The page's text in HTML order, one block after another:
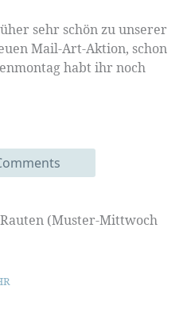
sehr schön zu unserer
Mail-Art-Aktion, schon
habt ihr noch
(Muster-Mittwoch